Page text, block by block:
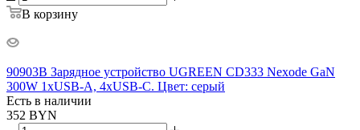
В корзину
90903B Зарядное устройство UGREEN CD333 Nexode GaN
300W 1xUSB-A, 4xUSB-C. Цвет: серый
Есть в наличии
352 BYN